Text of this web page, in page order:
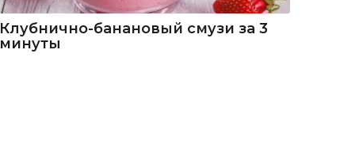
Клубнично-банановый смузи за 3
минуты